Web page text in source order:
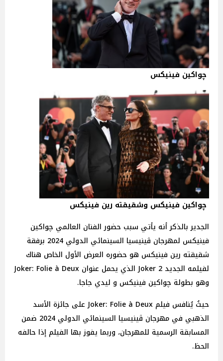
چواكين فينيكس
چواكين فينيكس وشقيقته رين فينيكس
الجدير بالذكر أنه يأتي سبب حضور الفنان العالمي چواكين
فينيكس لمهرجان ڤينيسيا السينمائي الدولي 2024 برفقة
شقيقته رين فينيكس هو حضوره العرض الأول الخاص هناك
لفيلمه الجديد Joker 2 الذي يحمل عنوان Joker: Folie à Deux
وهو بطولة چواكين فينيكس و ليدي جاجا.
حيثُ يُنافس فيلم Joker: Folie à Deux على جائزة الأسد
الذهبي في مهرجان ڤينيسيا السينمائي الدولي 2024 ضمن
المسابقة الرسمية للمهرجان، وربما يفوز بها الفيلم إذا حالفه
الحظ.